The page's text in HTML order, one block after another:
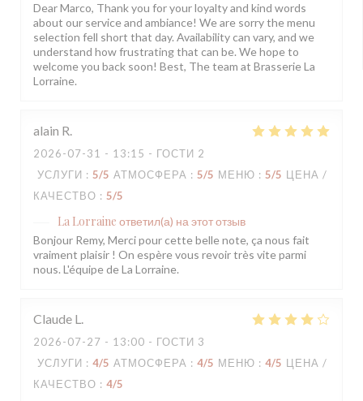
Dear Marco, Thank you for your loyalty and kind words
about our service and ambiance! We are sorry the menu
selection fell short that day. Availability can vary, and we
understand how frustrating that can be. We hope to
welcome you back soon! Best, The team at Brasserie La
Lorraine.
alain R
2026-07-31 - 13:15 - ГОСТИ 2
УСЛУГИ : 5/5 АТМОСФЕРА : 5/5 МЕНЮ : 5/5 ЦЕНА /
КАЧЕСТВО : 5/5
La Lorraine ответил(а) на этот отзыв
Bonjour Remy, Merci pour cette belle note, ça nous fait
vraiment plaisir ! On espère vous revoir très vite parmi
nous. L'équipe de La Lorraine.
Claude L
2026-07-27 - 13:00 - ГОСТИ 3
УСЛУГИ : 4/5 АТМОСФЕРА : 4/5 МЕНЮ : 4/5 ЦЕНА /
КАЧЕСТВО : 4/5